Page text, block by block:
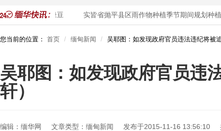
植1千多英亩绿豆 实皆省抛平县区雨作物种植季节期间规划种植
您当前的位置： 首页 缅甸新闻 吴耶图：如发现政府官员违法违纪将被
吴耶图：如发现政府官员违
轩）
编辑：缅华网 文章类型：缅甸新闻 发布于2015-11-16 13:56:10